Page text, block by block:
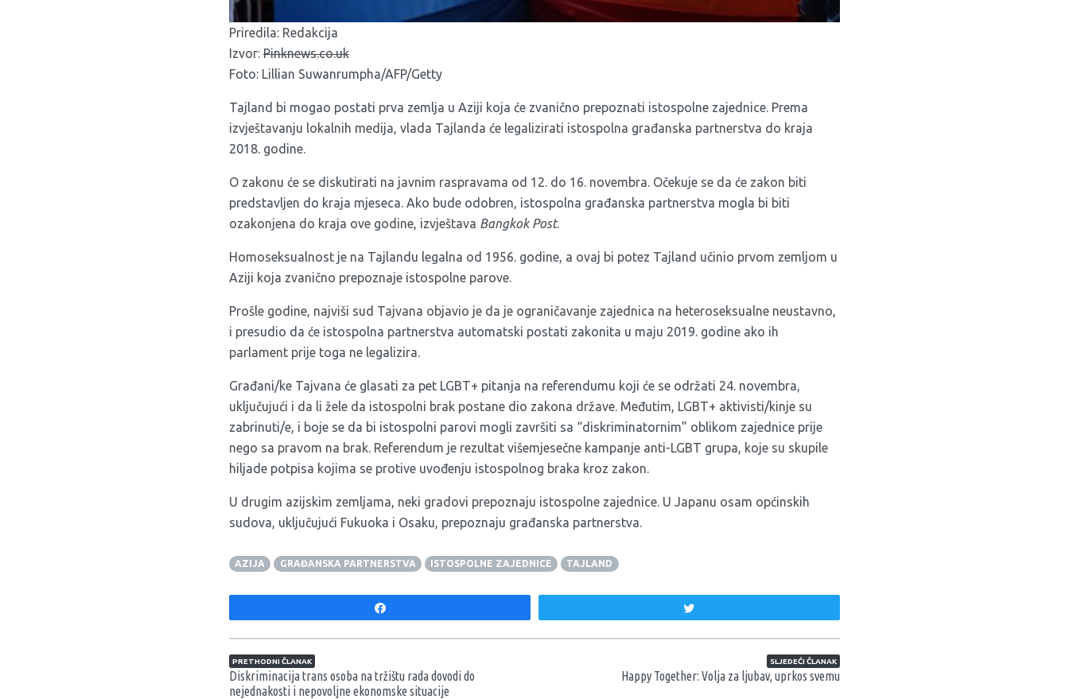
Priredila: Redakcija
Izvor: Pinknews.co.uk
Foto: Lillian Suwanrumpha/AFP/Getty
Tajland bi mogao postati prva zemlja u Aziji koja će zvanično prepoznati istospolne zajednice. Prema
izvještavanju lokalnih medija, vlada Tajlanda će legalizirati istospolna građanska partnerstva do kraja
2018. godine.
O zakonu će se diskutirati na javnim raspravama od 12. do 16. novembra. Očekuje se da će zakon biti
predstavljen do kraja mjeseca. Ako bude odobren, istospolna građanska partnerstva mogla bi biti
ozakonjena do kraja ove godine, izvještava Bangkok Post.
Homoseksualnost je na Tajlandu legalna od 1956. godine, a ovaj bi potez Tajland učinio prvom zemljom u
Aziji koja zvanično prepoznaje istospolne parove.
Prošle godine, najviši sud Tajvana objavio je da je ograničavanje zajednica na heteroseksualne neustavno,
i presudio da će istospolna partnerstva automatski postati zakonita u maju 2019. godine ako ih
parlament prije toga ne legalizira.
Građani/ke Tajvana će glasati za pet LGBT+ pitanja na referendumu koji će se održati 24. novembra,
uključujući i da li žele da istospolni brak postane dio zakona države. Međutim, LGBT+ aktivisti/kinje su
zabrinuti/e, i boje se da bi istospolni parovi mogli završiti sa “diskriminatornim” oblikom zajednice prije
nego sa pravom na brak. Referendum je rezultat višemjesečne kampanje anti-LGBT grupa, koje su skupile
hiljade potpisa kojima se protive uvođenju istospolnog braka kroz zakon.
U drugim azijskim zemljama, neki gradovi prepoznaju istospolne zajednice. U Japanu osam općinskih
sudova, uključujući Fukuoka i Osaku, prepoznaju građanska partnerstva.
AZIJA GRAĐANSKA PARTNERSTVA ISTOSPOLNE ZAJEDNICE TAJLAND
Navigacija članaka
PRETHODNI ČLANAK
Diskriminacija trans osoba na tržištu rada dovodi do
nejednakosti i nepovoljne ekonomske situacije
SLJEDEĆI ČLANAK
Happy Together: Volja za ljubav, uprkos svemu